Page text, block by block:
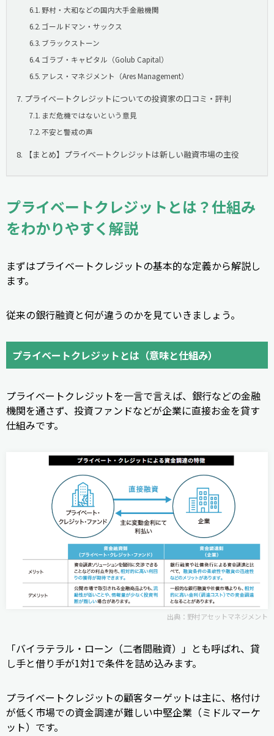
野村・大和などの国内大手金融機関
ゴールドマン・サックス
ブラックストーン
ゴラブ・キャピタル（Golub Capital）
アレス・マネジメント（Ares Management）
プライベートクレジットについての投資家の口コミ・評判
まだ危機ではないという意見
不安と警戒の声
【まとめ】プライベートクレジットは新しい融資市場の主役
プライベートクレジットとは？仕組み
をわかりやすく解説
まずはプライベートクレジットの基本的な定義から解説し
ます。
従来の銀行融資と何が違うのかを見ていきましょう。
プライベートクレジットとは（意味と仕組み）
プライベートクレジットを一言で言えば、銀行などの金融
機関を通さず、投資ファンドなどが企業に直接お金を貸す
仕組みです。
出典： 野村アセットマネジメント
「バイラテラル・ローン（二者間融資）」とも呼ばれ、貸
し手と借り手が1対1で条件を詰め込みます。
プライベートクレジットの顧客ターゲットは主に、格付け
が低く市場での資金調達が難しい中堅企業（ミドルマーケ
ット）です。